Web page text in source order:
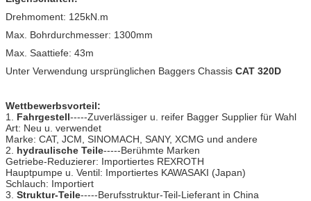
Drehmoment: 125kN.m
Max. Bohrdurchmesser: 1300mm
Max. Saattiefe: 43m
Unter Verwendung ursprünglichen Baggers Chassis CAT 320D
Wettbewerbsvorteil:
1. Fahrgestell-----Zuverlässiger u. reifer Bagger Supplier für Wahl
Art: Neu u. verwendet
Marke: CAT, JCM, SINOMACH, SANY, XCMG und andere
2. hydraulische Teile-----Berühmte Marken
Getriebe-Reduzierer: Importiertes REXROTH
Hauptpumpe u. Ventil: Importiertes KAWASAKI (Japan)
Schlauch: Importiert
3. Struktur-Teile-----Berufsstruktur-Teil-Lieferant in China